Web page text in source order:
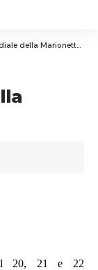
Resizer
della Marionetta 2015
20, 21 e 22